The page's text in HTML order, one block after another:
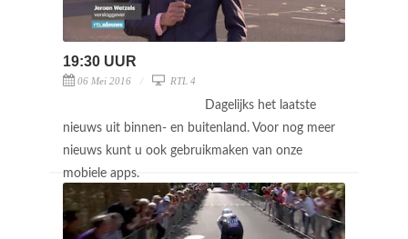
19:30 UUR
06 Mei 2016 RTL 4
Dagelijks het laatste
nieuws uit binnen- en buitenland. Voor nog meer
nieuws kunt u ook gebruikmaken van onze
mobiele apps.